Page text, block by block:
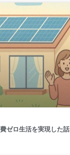
ゼロ生活を実現した話